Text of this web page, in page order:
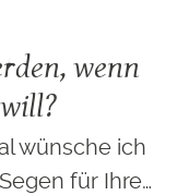
wenn
wünsche ich
für Ihre…